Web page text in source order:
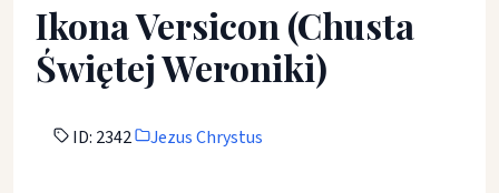
Ikona Versicon (Chusta
Świętej Weroniki)
ID: 2342 Jezus Chrystus